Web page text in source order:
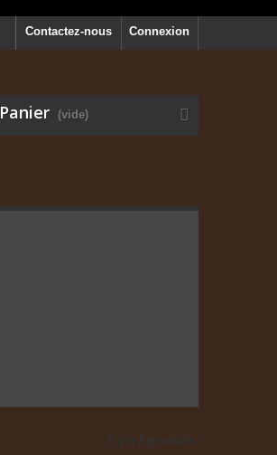
Connexion
Contactez-nous
Panier (vide)